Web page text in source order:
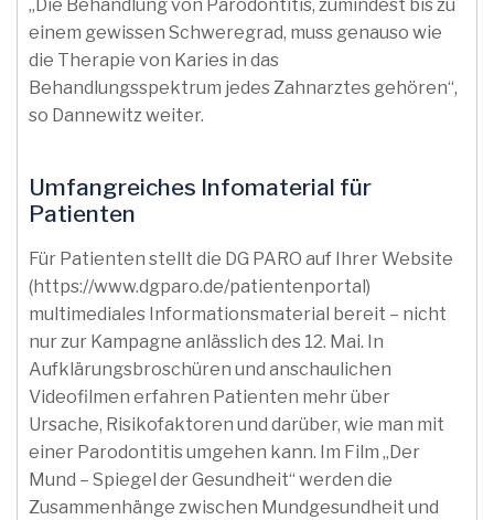
„Die Behandlung von Parodontitis, zumindest bis zu
einem gewissen Schweregrad, muss genauso wie
die Therapie von Karies in das
Behandlungsspektrum jedes Zahnarztes gehören“,
so Dannewitz weiter.
Umfangreiches Infomaterial für
Patienten
Für Patienten stellt die DG PARO auf Ihrer Website
(https://www.dgparo.de/patientenportal)
multimediales Informationsmaterial bereit – nicht
nur zur Kampagne anlässlich des 12. Mai. In
Aufklärungsbroschüren und anschaulichen
Videofilmen erfahren Patienten mehr über
Ursache, Risikofaktoren und darüber, wie man mit
einer Parodontitis umgehen kann. Im Film „Der
Mund – Spiegel der Gesundheit“ werden die
Zusammenhänge zwischen Mundgesundheit und